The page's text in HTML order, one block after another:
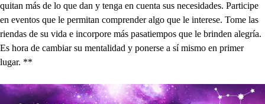
quitan más de lo que dan y tenga en cuenta sus necesidades. Participe
en eventos que le permitan comprender algo que le interese. Tome las
riendas de su vida e incorpore más pasatiempos que le brinden alegría.
Es hora de cambiar su mentalidad y ponerse a sí mismo en primer
lugar. **